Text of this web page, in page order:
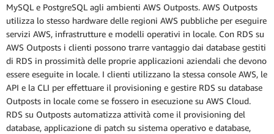
MySQL e PostgreSQL agli ambienti AWS Outposts. AWS Outposts
utilizza lo stesso hardware delle regioni AWS pubbliche per eseguire
servizi AWS, infrastrutture e modelli operativi in locale. Con RDS su
AWS Outposts i clienti possono trarre vantaggio dai database gestiti
di RDS in prossimità delle proprie applicazioni aziendali che devono
essere eseguite in locale. I clienti utilizzano la stessa console AWS, le
API e la CLI per effettuare il provisioning e gestire RDS su database
Outposts in locale come se fossero in esecuzione su AWS Cloud.
RDS su Outposts automatizza attività come il provisioning del
database, applicazione di patch su sistema operativo e database,